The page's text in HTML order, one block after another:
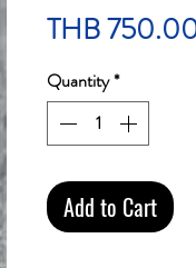
THB
Quantity*
Add to Cart